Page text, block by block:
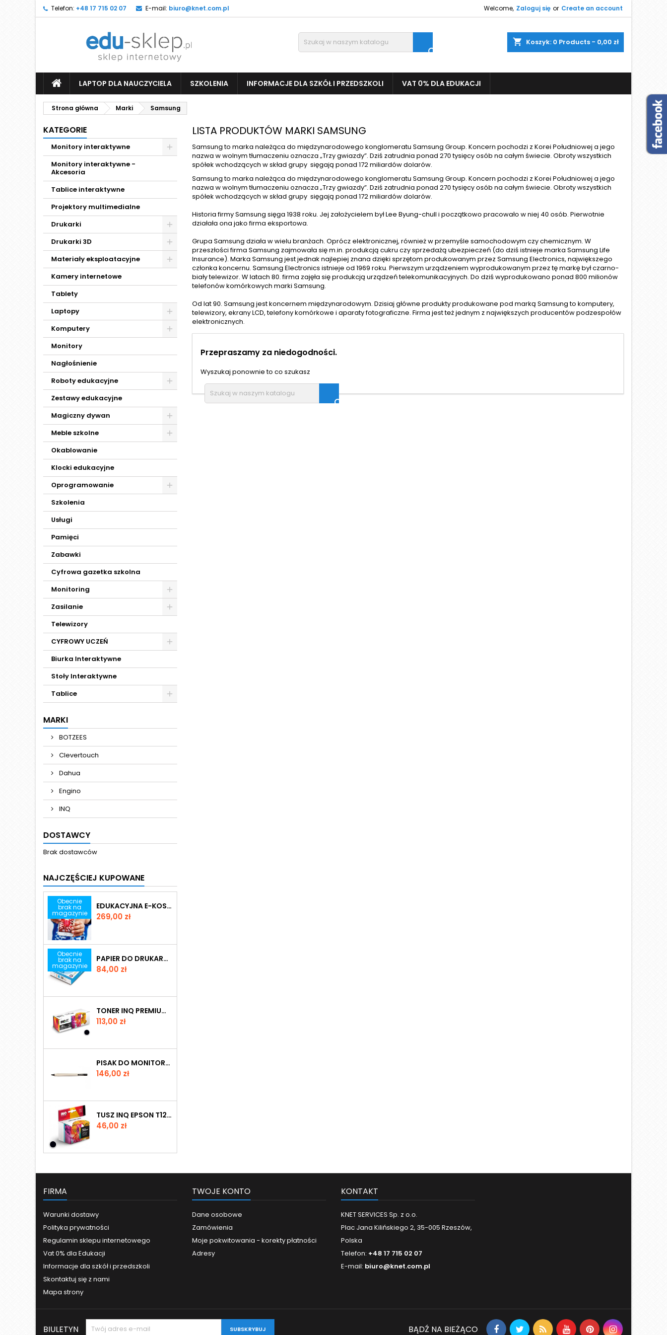
Telefon: +48 17 715 02 07 E-mail: biuro@knet.com.pl Welcome, Zaloguj się or Create an account
shopping_cart Koszyk: 0 Products - 0,00 zł

LAPTOP DLA NAUCZYCIELA SZKOLENIA INFORMACJE DLA SZKÓŁ I PRZEDSZKOLI VAT 0% DLA EDUKACJI
Strona główna Marki Samsung
KATEGORIE
Monitory interaktywne
Monitory interaktywne -
Akcesoria
Tablice interaktywne
Projektory multimedialne
Drukarki
Drukarki 3D
Materiały eksploatacyjne
Kamery internetowe
Tablety
Laptopy
Komputery
Monitory
Nagłośnienie
Roboty edukacyjne
Zestawy edukacyjne
Magiczny dywan
Meble szkolne
Okablowanie
Klocki edukacyjne
Oprogramowanie
Szkolenia
Usługi
Pamięci
Zabawki
Cyfrowa gazetka szkolna
Monitoring
Zasilanie
Telewizory
CYFROWY UCZEŃ
Biurka Interaktywne
Stoły Interaktywne
Tablice
MARKI
BOTZEES
Clevertouch
Dahua
Engino
INQ
DOSTAWCY
Brak dostawców
NAJCZĘŚCIEJ KUPOWANE
Obecnie
brak na
magazynie
EDUKACYJNA E-KOSZULKA VIRTUALI-TEE
Cena
269,00 zł
Obecnie
brak na
magazynie
PAPIER DO DRUKARKI STANDARD A4
Cena
84,00 zł
TONER INQ PREMIUM BROTHER TN 2421 BLACK
Cena
113,00 zł
PISAK DO MONITORÓW INTERAKTYWNYCH PROMETHEAN SERII NICKEL
Cena
146,00 zł
TUSZ INQ EPSON T1261 BLACK
Cena
46,00 zł
LISTA PRODUKTÓW MARKI SAMSUNG
Samsung to marka należąca do międzynarodowego konglomeratu Samsung Group. Koncern pochodzi z Korei Południowej a jego
nazwa w wolnym tłumaczeniu oznacza „Trzy gwiazdy”. Dziś zatrudnia ponad 270 tysięcy osób na całym świecie. Obroty wszystkich
spółek wchodzących w skład grupy sięgają ponad 172 miliardów dolarów.
Samsung to marka należąca do międzynarodowego konglomeratu Samsung Group. Koncern pochodzi z Korei Południowej a jego
nazwa w wolnym tłumaczeniu oznacza „Trzy gwiazdy”. Dziś zatrudnia ponad 270 tysięcy osób na całym świecie. Obroty wszystkich
spółek wchodzących w skład grupy sięgają ponad 172 miliardów dolarów.
Historia firmy Samsung sięga 1938 roku. Jej założycielem był Lee Byung-chull i początkowo pracowało w niej 40 osób. Pierwotnie
działała ona jako firma eksportowa.
Grupa Samsung działa w wielu branżach. Oprócz elektronicznej, również w przemyśle samochodowym czy chemicznym. W
przeszłości firma Samsung zajmowała się m.in. produkcją cukru czy sprzedażą ubezpieczeń (do dziś istnieje marka Samsung Life
Insurance). Marka Samsung jest jednak najlepiej znana dzięki sprzętom produkowanym przez Samsung Electronics, największego
członka koncernu. Samsung Electronics istnieje od 1969 roku. Pierwszym urządzeniem wyprodukowanym przez tę markę był czarno-
biały telewizor. W latach 80. firma zajęła się produkcją urządzeń telekomunikacyjnych. Do dziś wyprodukowano ponad 800 milionów
telefonów komórkowych marki Samsung.
Od lat 90. Samsung jest koncernem międzynarodowym. Dzisiaj główne produkty produkowane pod marką Samsung to komputery,
telewizory, ekrany LCD, telefony komórkowe i aparaty fotograficzne. Firma jest też jednym z największych producentów podzespołów
elektronicznych.
Przepraszamy za niedogodności.
Wyszukaj ponownie to co szukasz

FIRMA
Warunki dostawy
Polityka prywatności
Regulamin sklepu internetowego
Vat 0% dla Edukacji
Informacje dla szkół i przedszkoli
Skontaktuj się z nami
Mapa strony
TWOJE KONTO
Dane osobowe
Zamówienia
Moje pokwitowania - korekty płatności
Adresy
KONTAKT
KNET SERVICES Sp. z o.o.
Plac Jana Kilińskiego 2, 35-005 Rzeszów,
Polska
Telefon: +48 17 715 02 07
E-mail: biuro@knet.com.pl
BIULETYN BĄDŹ NA BIEŻĄCO